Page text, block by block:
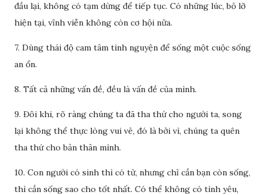
đầu lại, không có tạm dừng để tiếp tục. Có những lúc, bỏ lỡ
hiện tại, vĩnh viễn không còn cơ hội nữa.
7. Dùng thái độ cam tâm tình nguyện để sống một cuộc sống
an ổn.
8. Tất cả những vấn đề, đều là vấn đề của mình.
9. Đôi khi, rõ ràng chúng ta đã tha thứ cho người ta, song
lại không thể thực lòng vui vẻ, đó là bởi vì, chúng ta quên
tha thứ cho bản thân mình.
10. Con người có sinh thì có tử, nhưng chỉ cần bạn còn sống,
thì cần sống sao cho tốt nhất. Có thể không có tình yêu,